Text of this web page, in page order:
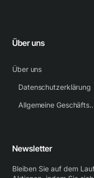
Über uns
Über uns
Datenschutzerklärung
Allgemeine
Newsletter
Bleiben Sie auf dem